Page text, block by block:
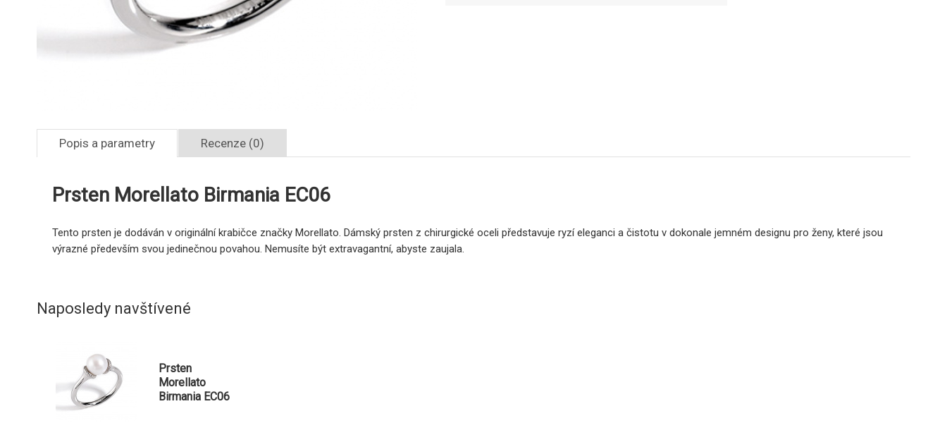
Popis a parametry Recenze (0)
Prsten Morellato Birmania EC06
Tento prsten je dodáván v originální krabičce značky Morellato. Dámský prsten z chirurgické oceli představuje ryzí eleganci a čistotu v dokonale jemném designu pro ženy, které jsou
výrazné především svou jedinečnou povahou. Nemusíte být extravagantní, abyste zaujala.
Naposledy navštívené
Prsten
Morellato
Birmania EC06